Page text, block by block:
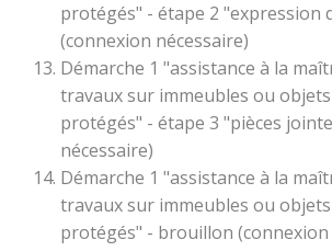
protégés" - étape 2 "expression
(connexion nécessaire)
Démarche 1 "assistance à la
travaux sur immeubles ou
protégés" - étape 3 "pièces
nécessaire)
Démarche 1 "assistance à la
travaux sur immeubles ou
protégés" - brouillon (connexion